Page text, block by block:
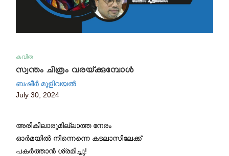
കവിത
സ്വന്തം ചിത്രം വരയ്ക്കുമ്പോൾ
ബഷീർ മുളിവയൽ
July 30, 2024
അരികിലാരുമില്ലാത്ത നേരം
ഓർമയിൽ നിന്നെന്നെ കടലാസിലേക്ക്
പകർത്താൻ ശ്രമിച്ചു!